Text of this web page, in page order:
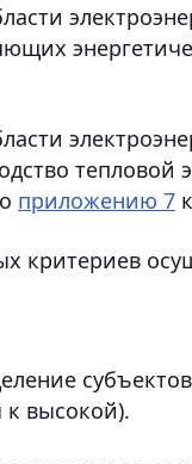
тепловой
приложению 7
критериев
к высокой).